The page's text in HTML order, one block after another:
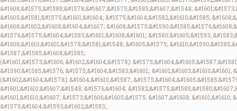
&#1608;&#1575;&#1588;&#1578;&#1607;&#1575;&#1585;&#1607;&#1548;
&#1605;&#1581;&#1575;&#1601;&#1604; &#1575;&#1604;&#1582;&#1610;&#1585;
&#1608;&#1602;&#1608;&#1604;&#1607;
&#1576;&#1575;&#1604;&#1583;&#1601;&#1608;&#1601;: &#1580;&#1605;&#1593;
&#1608;&#1610;&#1601;&#1578;&#1581;&#1548; &#1605;&#1575;
&#1587;&#1585;&#1608;&#1585;.
(&#1601;&#1573;&#1606; &#1602;&#1604;&#1578;)
&#1590;&#1585;&#1576; &#1575;&#1604;&#1583;&#1601;:
(&#1602;&#1604;&#1578;) &#1604;&#1610;&#1587;
&#1601;&#1610;&#1607;&#1548; &#1576;&#1604;
&#1601;&#1610;&#1607; &#1573;&#1606;&#1605;&#1575; &#1607;&#1608; &#1601;&#1610;
&#1575;&#1604;&#1593;&#1602;&#1583;.